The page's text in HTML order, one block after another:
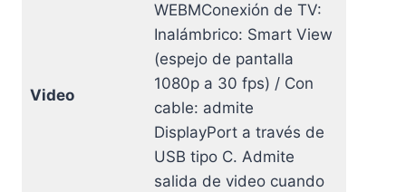
Video
WEBMConexión de TV:
Inalámbrico: Smart View
(espejo de pantalla
1080p a 30 fps) / Con
cable: admite
DisplayPort a través de
USB tipo C. Admite
salida de video cuando